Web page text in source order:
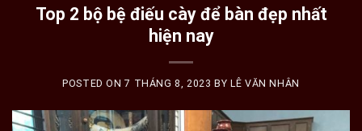
Top 2 bộ bệ điếu cày để bàn đẹp nhất
hiện nay
POSTED ON7 THÁNG 8, 2023 BYLÊ VĂN NHÂN